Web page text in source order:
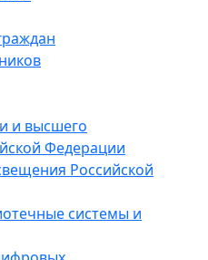
и высшего
Федерации
Российской
системы и